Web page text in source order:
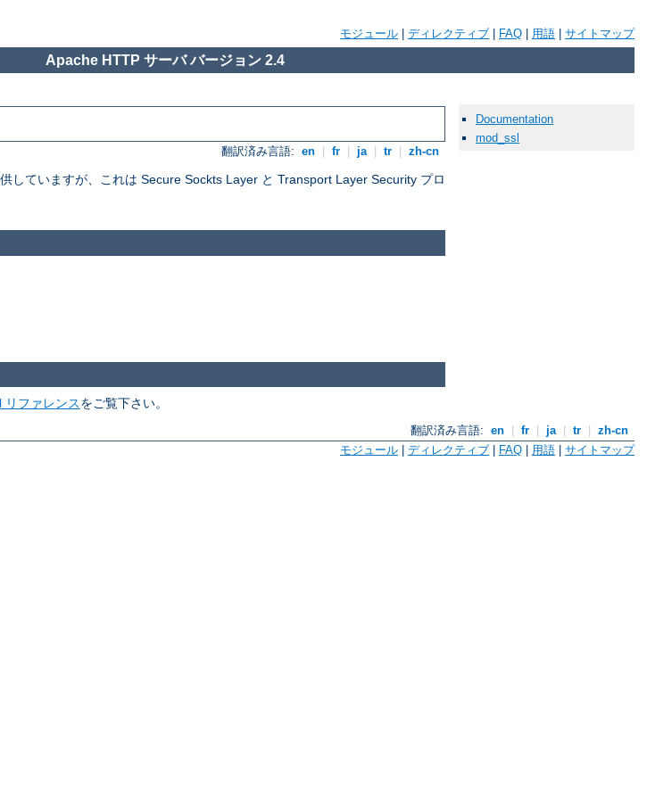
モジュール ディレクティブ FAQ 用語 サイトマップ
Apache HTTP サーバ バージョン 2.4
翻訳済み言語: en fr ja tr zh-cn
していますが、これは Secure Sockts Layer と Transport Layer Security プロ
Documentation
mod_ssl
リファレンスをご覧下さい。
翻訳済み言語: en fr ja tr
zh-cn
モジュール ディレクティブ FAQ 用語 サイトマップ